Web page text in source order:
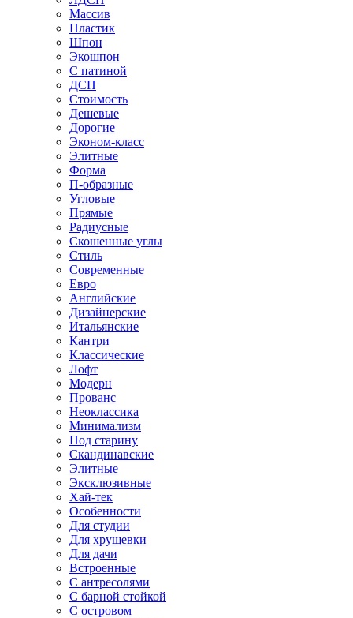
Массив
Пластик
Шпон
Экошпон
С патиной
ДСП
Стоимость
Дешевые
Дорогие
Эконом-класс
Элитные
Форма
П-образные
Угловые
Прямые
Радиусные
Скошенные углы
Стиль
Современные
Евро
Английские
Дизайнерские
Итальянские
Кантри
Классические
Лофт
Модерн
Прованс
Неоклассика
Минимализм
Под старину
Скандинавские
Элитные
Эксклюзивные
Хай-тек
Особенности
Для студии
Для хрущевки
Для дачи
Встроенные
С антресолями
С барной стойкой
С островом